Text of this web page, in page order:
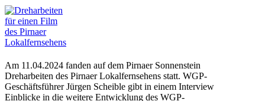
Am 11.04.2024 fanden auf dem Pirnaer Sonnenstein
Dreharbeiten des Pirnaer Lokalfernsehens statt. WGP-
Geschäftsführer Jürgen Scheible gibt in einem Interview
Einblicke in die weitere Entwicklung des WGP-